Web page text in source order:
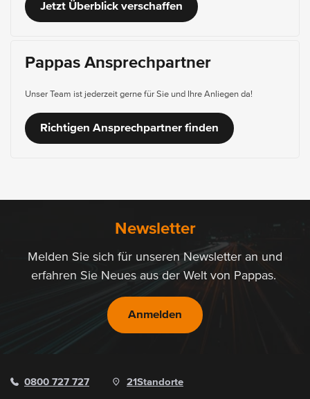
Jetzt Überblick verschaffen
Pappas Ansprechpartner
Unser Team ist jederzeit gerne für Sie und Ihre Anliegen da!
Richtigen Ansprechpartner finden
Newsletter
Melden Sie sich für unseren Newsletter an und
erfahren Sie Neues aus der Welt von Pappas.
Anmelden
0800 727 727 21 Standorte